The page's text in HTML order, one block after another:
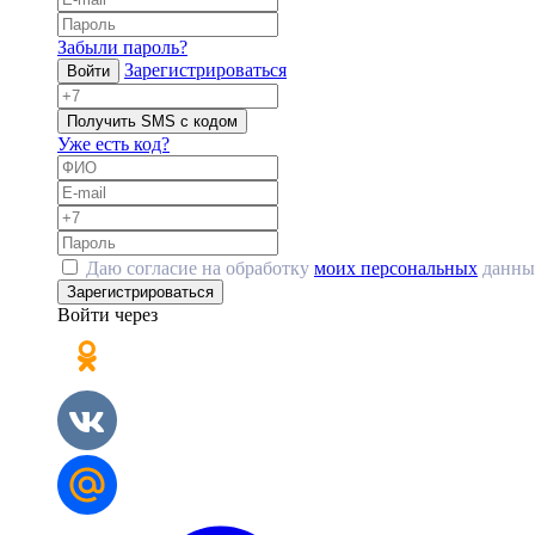
Забыли пароль?
Войти Зарегистрироваться
Получить SMS с кодом
Уже есть код?
Даю согласие на обработку моих персональных
Зарегистрироваться
Войти через